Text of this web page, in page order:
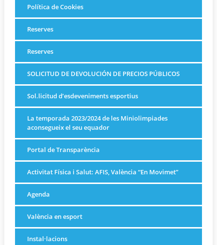
Política de Cookies
Reserves
Reserves
SOLICITUD DE DEVOLUCIÓN DE PRECIOS PÚBLICOS
Sol.licitud d’esdeveniments esportius
La temporada 2023/2024 de les Miniolimpiades
aconsegueix el seu equador
Portal de Transparència
Activitat Física i Salut: AFIS, València “En Movimet”
Agenda
València en esport
Instal·lacions